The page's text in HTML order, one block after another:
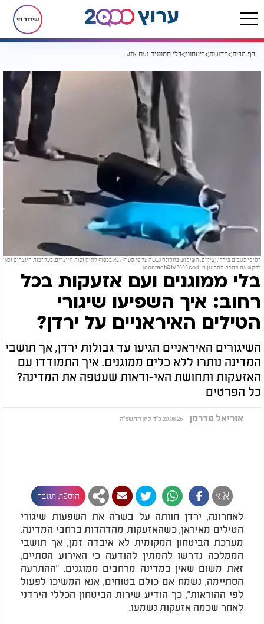
שידור חי
דף הבית חדשות ביטחוני בלי ממוגנים ועם אזעקות בכל רחוב: איך השפיעו שיגורי הטילים האיראניים על ירדן?
רסיסי כטב"ם בירדן. (צילום: השימוש בתמונה נעשה על פי סעיף 27א בכפוף לחוק זכות היוצרים. בעל זכות היוצרים זכאי
לבקש את הסרת הסרטון מ-contact@tv2000.co.il
)
בלי ממוגנים ועם אזעקות בכל
רחוב: איך השפיעו שיגורי
הטילים האיראניים על ירדן?
השיגורים האיראניים הגיעו עד גבולות ירדן, אך תושבי
המדינה נותרו ללא כלים ממוגנים. איך התמודדו עם
האזעקות ותחושת האי-ודאות שעטפה את המדינה?
כל הפרטים
אוריאל פדרמן 20.06.25 כ"ד סיון התשפ"ה
א א הוספת תגובה
לאחרונה, ירדן חוותה על בשרה את השפעות שיגורי
הטילים מאיראן, כשהאזעקות מהדהדות ברחבי המדינה.
מערכת הביטחון המקומית לא איבדה זמן, אך תושבי
הממלכה נדרשו להמתין להודעה כי האירוע הסתיים,
זאת משום שאין במדינה מרחבים ממוגנים. "ההתרעה
הסתיימה, נשמח אם כולם בטוחים, אנא המשיכו לפעול
לפי ההוראות", כך הודיע שירות הביטחון הכללי הירדני
לאחר שכמה אזעקות נשמעו.